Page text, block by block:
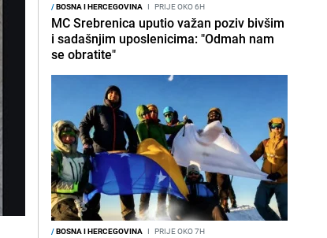
/BOSNA I HERCEGOVINA I PRIJE OKO 6H
MC Srebrenica uputio važan poziv bivšim
i sadašnjim uposlenicima: "Odmah nam
se obratite"
/BOSNA I HERCEGOVINA I PRIJE OKO 7H